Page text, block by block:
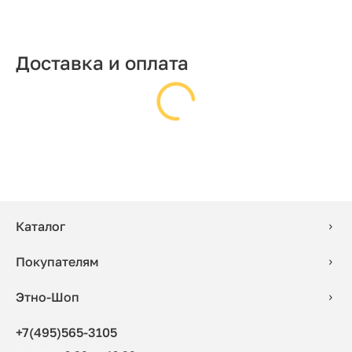
Доставка и оплата
Каталог
Покупателям
Этно-Шоп
+7(495)565-3105